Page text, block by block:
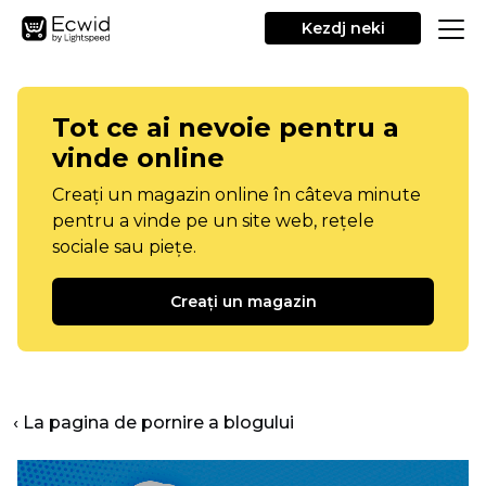
Kezdj neki
Tot ce ai nevoie pentru a
vinde online
Creați un magazin online în câteva minute
pentru a vinde pe un site web, rețele
sociale sau piețe.
Creați un magazin
‹ La pagina de pornire a blogului